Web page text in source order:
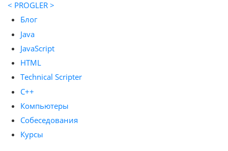
< PROGLER >
Блог
Java
JavaScript
HTML
Technical Scripter
C++
Компьютеры
Собеседования
Курсы